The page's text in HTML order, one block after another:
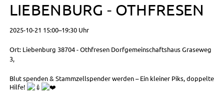
LIEBENBURG - OTHFRESEN
2025-10-21 15:00–19:30 Uhr
Ort: Liebenburg 38704 - Othfresen Dorfgemeinschaftshaus Graseweg
3,
Blut spenden & Stammzellspender werden – Ein kleiner Piks, doppelte
Hilfe!